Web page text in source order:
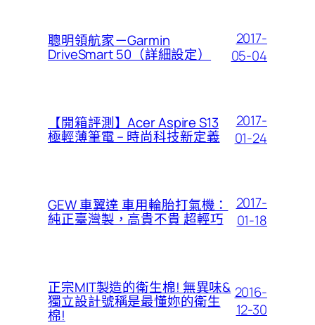
聰明領航家－Garmin
DriveSmart 50（詳細設定）
2017-
05-04
【開箱評測】Acer Aspire S13
極輕薄筆電 – 時尚科技新定義
2017-
01-24
GEW 車翼達 車用輪胎打氣機：
純正臺灣製，高貴不貴 超輕巧
2017-
01-18
正宗MIT製造的衛生棉! 無異味&
獨立設計號稱是最懂妳的衛生
棉!
2016-
12-30